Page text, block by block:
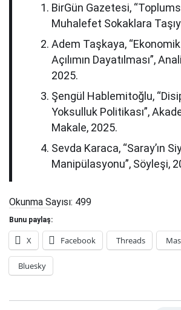
BirGün Gazetesi,
Muhalefet Sokaklara
Adem Taşkaya,
Açılımın Dayatılması”,
2025.
Şengül Hablemitoğlu,
Yoksulluk Politikası”,
Makale, 2025.
Sevda Karaca, “Saray’ın
Manipülasyonu”, Söyleşi,
Okunma Sayısı: 499
Bunu paylaş:
X Facebook Threads
Bluesky